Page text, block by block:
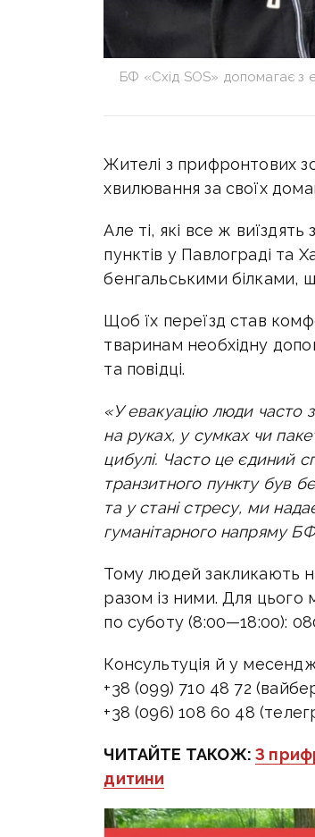
БФ «Схід SOS» допомагає з
Жителі з прифронтових
хвилювання за своїх
Але ті, які все ж
пунктів у Павлограді та
бенгальськими білками,
Щоб їх переїзд став
тваринам необхідну
та повідці.
«У евакуацію люди часто
на руках, у сумках чи
цибулі. Часто це єдиний
транзитного пункту був
та у стані стресу, ми
гуманітарного напряму
Тому людей закликають
разом із ними. Для цього
по суботу (8:00—18:00):
Консультуція й у
+38 (099) 710 48 72
+38 (096) 108 60 48
ЧИТАЙТЕ ТАКОЖ:З
дитини